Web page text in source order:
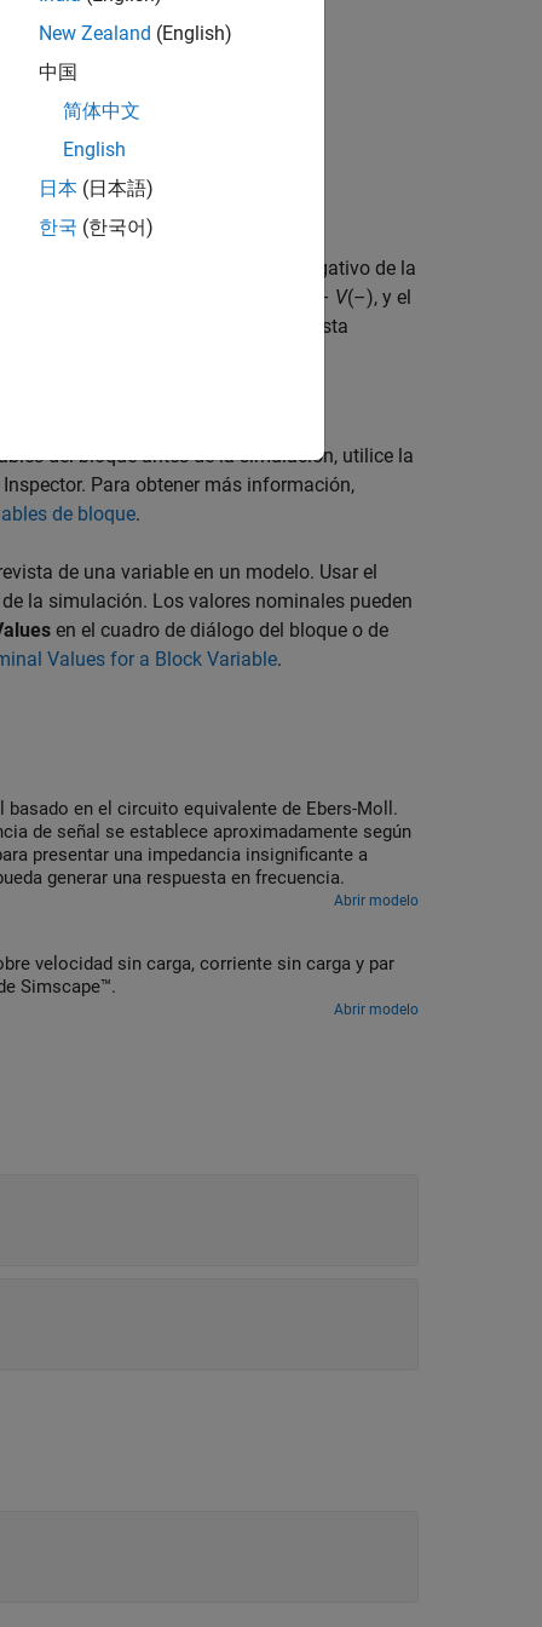
con el terminal positivo y negativo de la
(+) – V(–), y el
el terminal positivo al negativo. Esta
del bloque antes de la simulación, utilice la
Para obtener más información,
de bloque.
de una variable en un modelo. Usar el
la simulación. Los valores nominales pueden
en el cuadro de diálogo del bloque o de
Values for a Block Variable.
en el circuito equivalente de Ebers-Moll.
de señal se establece aproximadamente según
presentar una impedancia insignificante a
generar una respuesta en frecuencia.
Abrir modelo
velocidad sin carga, corriente sin carga y par
Simscape™.
Abrir modelo
New Zealand (English)
中国
简体中文
English
日本 (日本語)
한국 (한국어)